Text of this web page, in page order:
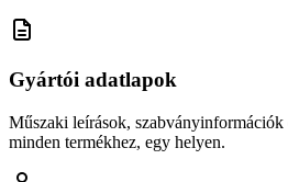
Gyártói adatlapok
Műszaki leírások, szabványinformációk
minden termékhez, egy helyen.